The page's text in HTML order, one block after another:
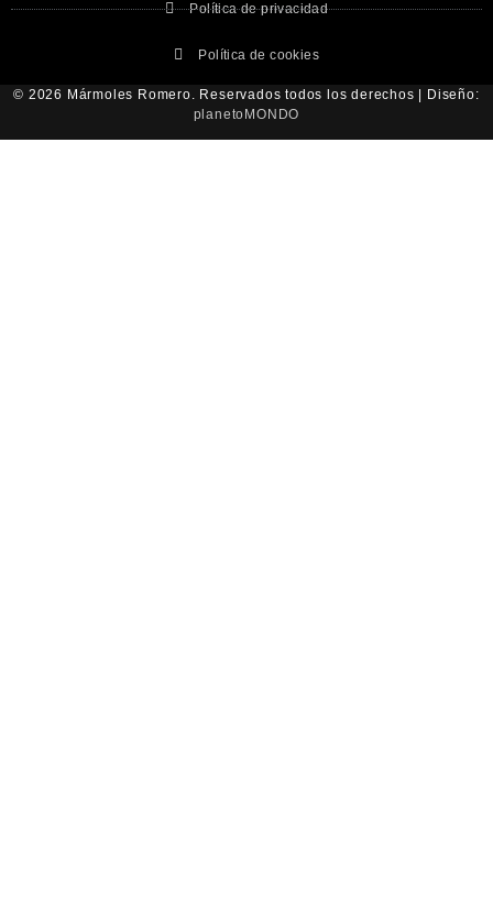
Política de privacidad
Política de cookies
© 2026 Mármoles Romero. Reservados todos los derechos | Diseño:
planetoMONDO